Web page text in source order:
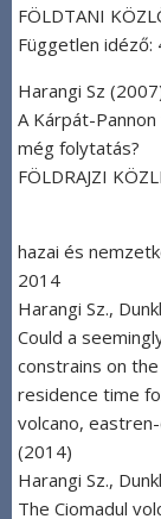
FÖLDTANI
Független idéző:
Harangi Sz
A Kárpát-
még folytatás?
FÖLDRAJZI
hazai és
2014
Harangi Sz.,
Could a
constrains on
residence time
volcano,
(2014)
Harangi Sz.,
The Ciomadul